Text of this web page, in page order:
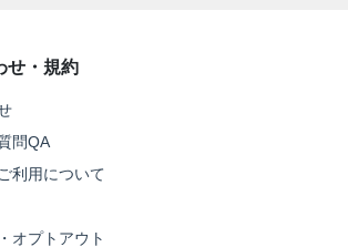
せ・規約
問QA
利用について
オプトアウト